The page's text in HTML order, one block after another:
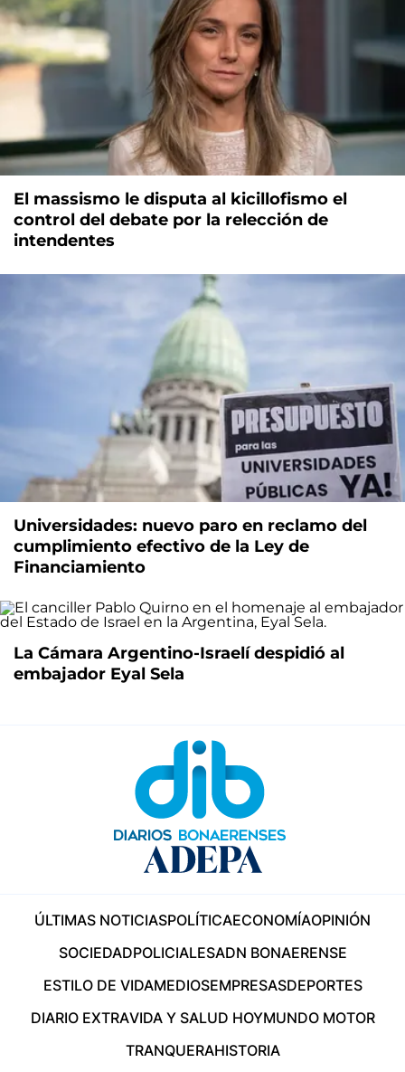
El massismo le disputa al kicillofismo el
control del debate por la relección de
intendentes
Universidades: nuevo paro en reclamo del
cumplimiento efectivo de la Ley de
Financiamiento
La Cámara Argentino-Israelí despidió al
embajador Eyal Sela
ÚLTIMAS NOTICIASPOLÍTICAECONOMÍAOPINIÓN
SOCIEDADPOLICIALESADN BONAERENSE
ESTILO DE VIDAMEDIOSEMPRESASDEPORTES
DIARIO EXTRAVIDA Y SALUD HOYMUNDO MOTOR
TRANQUERAHISTORIA